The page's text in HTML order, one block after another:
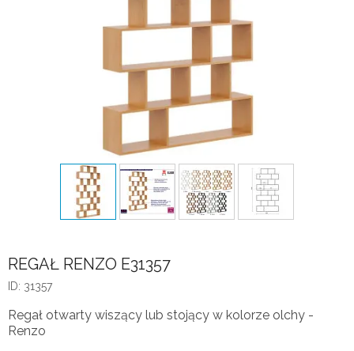
REGAŁ RENZO E31357
ID: 31357
Regał otwarty wiszący lub stojący w kolorze olchy -
Renzo